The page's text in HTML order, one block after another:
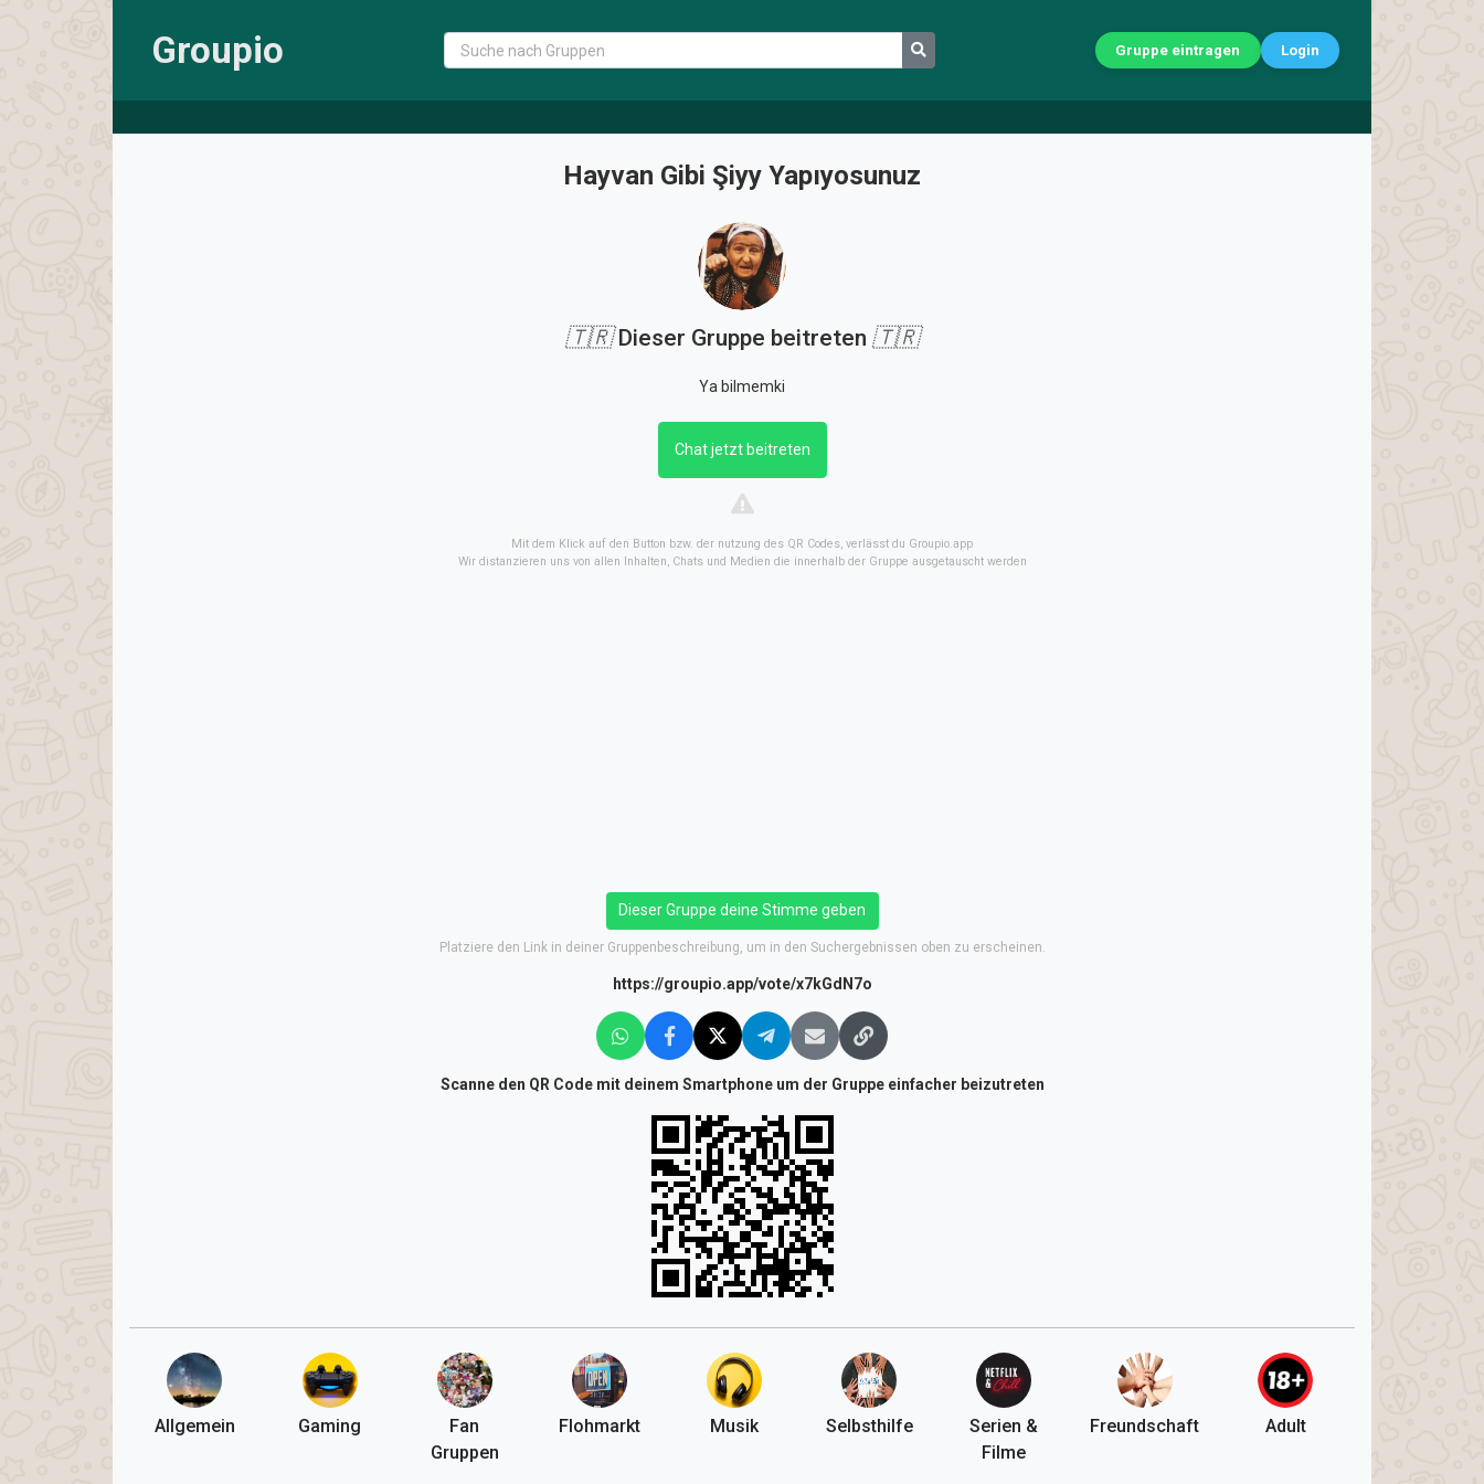
Groupio Gruppe eintragen Login
Hayvan Gibi Şiyy Yapıyosunuz
🇹🇷Dieser Gruppe beitreten 🇹🇷
Ya bilmemki
Chat jetzt beitreten
Mit dem Klick auf den Button bzw. der nutzung des QR Codes, verlässt du Groupio.app
Wir distanzieren uns von allen Inhalten, Chats und Medien die innerhalb der Gruppe ausgetauscht werden
Dieser Gruppe deine Stimme geben
Platziere den Link in deiner Gruppenbeschreibung, um in den Suchergebnissen oben zu erscheinen.
https://groupio.app/vote/x7kGdN7o
Scanne den QR Code mit deinem Smartphone um der Gruppe einfacher beizutreten
Allgemein Gaming
Fan
Gruppen
Flohmarkt Musik Selbsthilfe
Serien &
Filme
Freundschaft Adult